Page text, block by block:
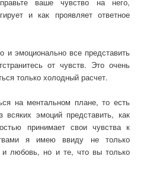
ваше чувство на него,
и как проявляет ответное
и эмоционально все представить
от чувств. Это очень
только холодный расчет.
на ментальном плане, то есть
эмоций представить, как
принимает свои чувства к
я имею ввиду не только
и любовь, но и те, что вы только